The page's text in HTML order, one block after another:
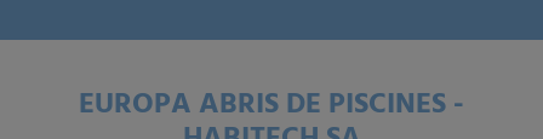
EUROPA ABRIS DE PISCINES -